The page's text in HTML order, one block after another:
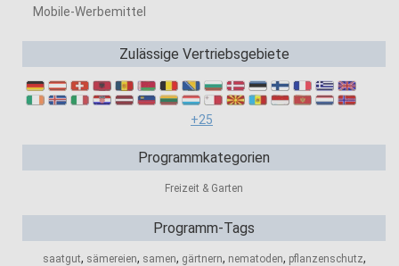
Mobile-Werbemittel
Zulässige Vertriebsgebiete
+25
Programmkategorien
Freizeit & Garten
Programm-Tags
saatgut, sämereien, samen, gärtnern, nematoden, pflanzenschutz,